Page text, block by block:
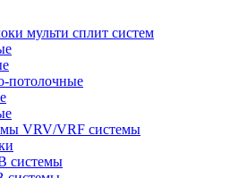
мульти сплит систем
потолочные
VRV/VRF системы
системы